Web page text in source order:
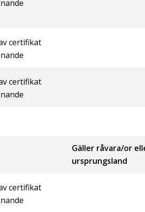
certifikat
certifikat
Gäller råvara/or
ursprungsland
certifikat